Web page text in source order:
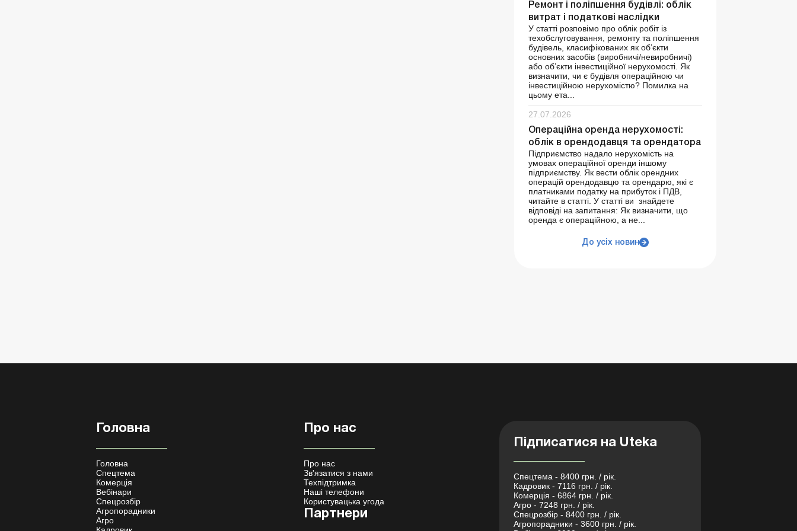
Ремонт і поліпшення будівлі: облік
витрат і податкові наслідки
У статті розповімо про облік робіт із
техобслуговування, ремонту та поліпшення
будівель, класифікованих як об’єкти
основних засобів (виробничі/невиробничі)
або об’єкти інвестиційної нерухомості. Як
визначити, чи є будівля операційною чи
інвестиційною нерухомістю? Помилка на
цьому ета...
27.07.2026
Операційна оренда нерухомості:
облік в орендодавця та орендатора
Підприємство надало нерухомість на
умовах операційної оренди іншому
підприємству. Як вести облік орендних
операцій орендодавцю та орендарю, які є
платниками податку на прибуток і ПДВ,
читайте в статті. У статті ви знайдете
відповіді на запитання: Як визначити, що
оренда є операційною, а не...
До усіх новин
Головна
Головна
Спецтема
Комерція
Вебінари
Спецрозбір
Агропорадники
Агро
Про нас
Про нас
Зв'язатися з нами
Техпідтримка
Наші телефони
Користувацька угода
Партнери
Підписатися на Uteka
Спецтема - 8400 грн. / рік.
Кадровик - 7116 грн. / рік.
Комерція - 6864 грн. / рік.
Агро - 7248 грн. / рік.
Спецрозбір - 8400 грн. / рік.
Агропорадники - 3600 грн. / рік.